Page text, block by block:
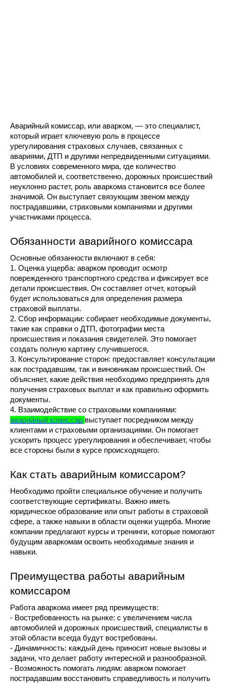
Аварийный комиссар, или аварком, — это специалист,
который играет ключевую роль в процессе
урегулирования страховых случаев, связанных с
авариями, ДТП и другими непредвиденными ситуациями.
В условиях современного мира, где количество
автомобилей и, соответственно, дорожных происшествий
неуклонно растет, роль аваркома становится все более
значимой. Он выступает связующим звеном между
пострадавшими, страховыми компаниями и другими
участниками процесса.
Обязанности аварийного комиссара
Основные обязанности включают в себя:
1. Оценка ущерба: аварком проводит осмотр
поврежденного транспортного средства и фиксирует все
детали происшествия. Он составляет отчет, который
будет использоваться для определения размера
страховой выплаты.
2. Сбор информации: собирает необходимые документы,
такие как справки о ДТП, фотографии места
происшествия и показания свидетелей. Это помогает
создать полную картину случившегося.
3. Консультирование сторон: предоставляет консультации
как пострадавшим, так и виновникам происшествий. Он
объясняет, какие действия необходимо предпринять для
получения страховых выплат и как правильно оформить
документы.
аварийный комиссар выступает посредником между
клиентами и страховыми организациями. Он помогает
ускорить процесс урегулирования и обеспечивает, чтобы
все стороны были в курсе происходящего.
Как стать аварийным комиссаром?
Необходимо пройти специальное обучение и получить
соответствующие сертификаты. Важно иметь
юридическое образование или опыт работы в страховой
сфере, а также навыки в области оценки ущерба. Многие
компании предлагают курсы и тренинги, которые помогают
будущим аваркомам освоить необходимые знания и
навыки.
Преимущества работы аварийным
комиссаром
Работа аваркома имеет ряд преимуществ:
- Востребованность на рынке: с увеличением числа
автомобилей и дорожных происшествий, специалисты в
этой области всегда будут востребованы.
- Динамичность: каждый день приносит новые вызовы и
задачи, что делает работу интересной и разнообразной.
- Возможность помогать людям: аварком помогает
пострадавшим восстановить справедливость и получить